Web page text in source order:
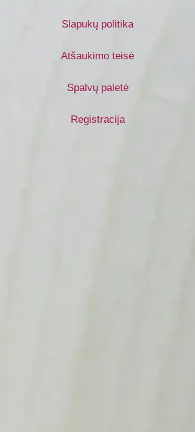
Slapukų politika
Atšaukimo teisė
Spalvų paletė
Registracija